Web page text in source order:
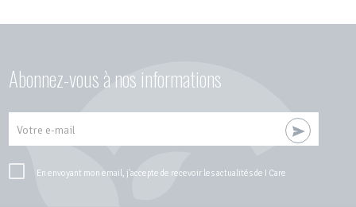
Abonnez-vous à nos informations
Votre e-mail
En envoyant mon email, j'accepte de recevoir les actualités de I Care